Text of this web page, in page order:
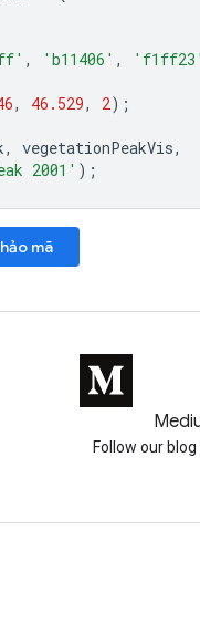
, 'b11406' , 'f1ff23'
, 46.529, 2);
, vegetationPeakVis,
2001' );
mã
Follow our